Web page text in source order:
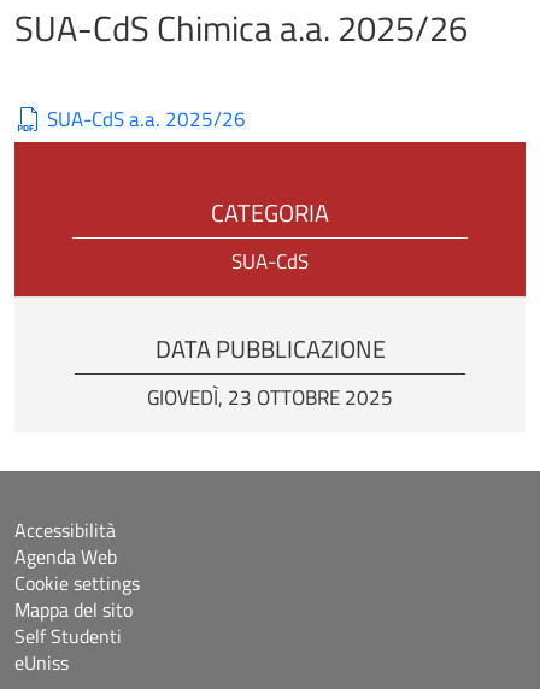
SUA-CdS Chimica a.a. 2025/26
SUA-CdS a.a. 2025/26
CATEGORIA
SUA-CdS
DATA PUBBLICAZIONE
GIOVEDÌ, 23 OTTOBRE 2025
Accessibilità
Agenda Web
Cookie settings
Mappa del sito
Self Studenti
eUniss